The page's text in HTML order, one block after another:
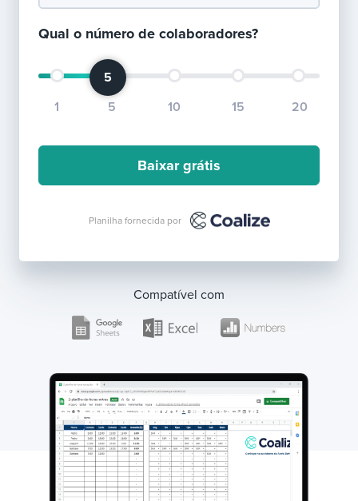
Qual o número de colaboradores?
5
1
5 10 15 20
Baixar grátis
Planilha fornecida por
Compatível com